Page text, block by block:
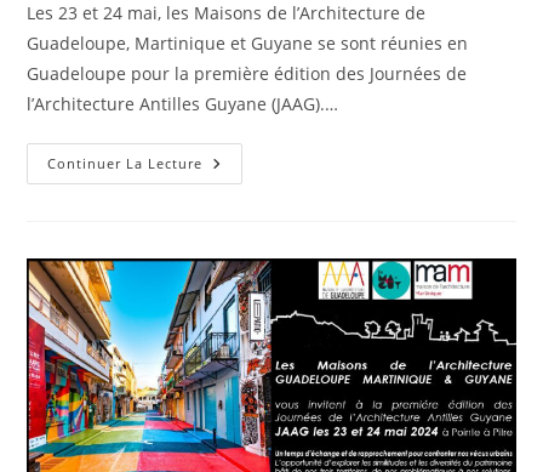
Les 23 et 24 mai, les Maisons de l’Architecture de
Guadeloupe, Martinique et Guyane se sont réunies en
Guadeloupe pour la première édition des Journées de
l’Architecture Antilles Guyane (JAAG).…
Continuer La Lecture Retour
Sur
Antilles
Guyane
2024